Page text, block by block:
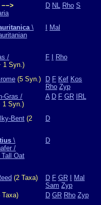
−−>
D NL Rho S
\
Mal
/
1 Syn.)
F Rho
(5 Syn.) D F Kef Kos
Rho Zyp
Gras /
1 Syn.)
A D F GR IRL
Bent (2
D
\
/
Oat
D
(2 Taxa) D F GR
Mal
Sam Zyp
Taxa) D GR Rho Zyp